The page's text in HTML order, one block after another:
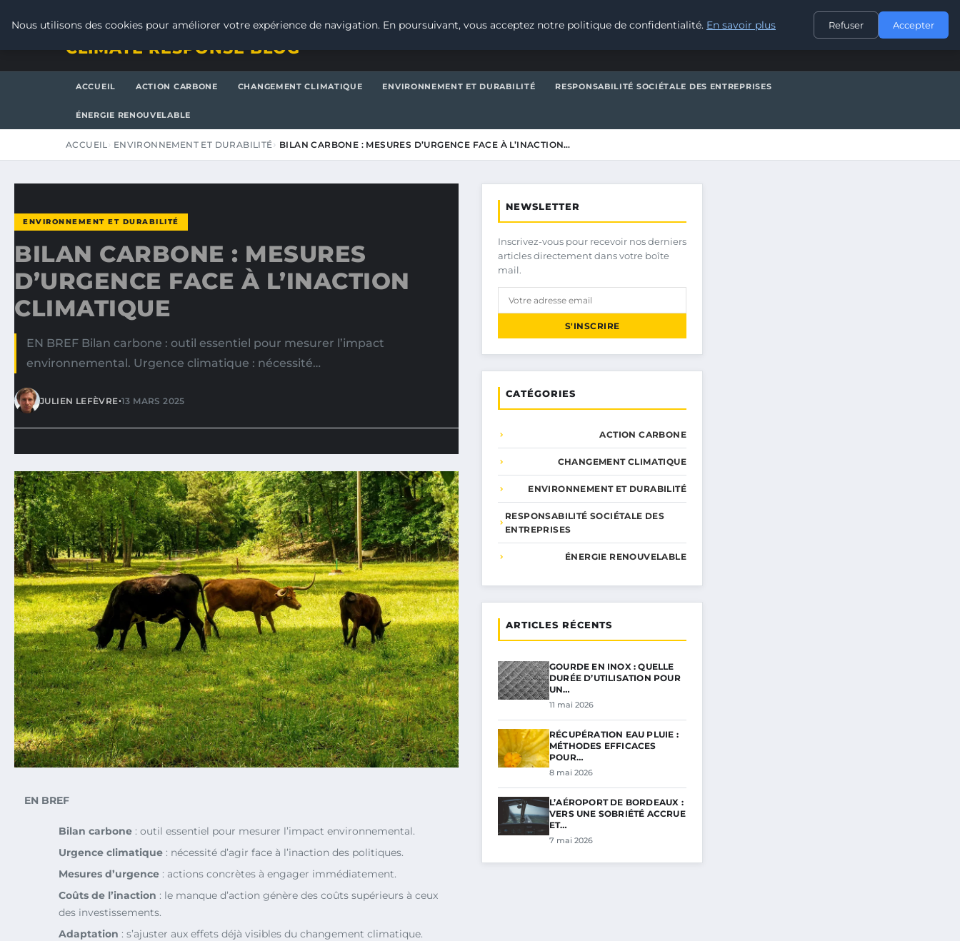
CONTACT
CLIMATE RESPONSE BLOG
ACCUEIL ACTION CARBONE CHANGEMENT CLIMATIQUE ENVIRONNEMENT ET DURABILITÉ RESPONSABILITÉ SOCIÉTALE DES ENTREPRISES
ÉNERGIE RENOUVELABLE
ACCUEIL ENVIRONNEMENT ET DURABILITÉ BILAN CARBONE : MESURES D’URGENCE FACE À L’INACTION…
ENVIRONNEMENT ET DURABILITÉ
BILAN CARBONE : MESURES
D’URGENCE FACE À L’INACTION
CLIMATIQUE
EN BREF Bilan carbone : outil essentiel pour mesurer l’impact
environnemental. Urgence climatique : nécessité…
JULIEN LEFÈVRE•13 MARS 2025
EN BREF
Bilan carbone : outil essentiel pour mesurer l’impact environnemental.
Urgence climatique : nécessité d’agir face à l’inaction des politiques.
Mesures d’urgence : actions concrètes à engager immédiatement.
Coûts de l’inaction : le manque d’action génère des coûts supérieurs à ceux
des investissements.
Adaptation : s’ajuster aux effets déjà visibles du changement climatique.
NEWSLETTER
Inscrivez-vous pour recevoir nos derniers
articles directement dans votre boîte
mail.
S'INSCRIRE
CATÉGORIES
ACTION CARBONE
CHANGEMENT CLIMATIQUE
ENVIRONNEMENT ET DURABILITÉ
RESPONSABILITÉ SOCIÉTALE DES
ENTREPRISES
ÉNERGIE RENOUVELABLE
ARTICLES RÉCENTS
GOURDE EN INOX : QUELLE
DURÉE D’UTILISATION POUR
UN…
11 mai 2026
RÉCUPÉRATION EAU PLUIE :
MÉTHODES EFFICACES
POUR…
8 mai 2026
L’AÉROPORT DE BORDEAUX :
VERS UNE SOBRIÉTÉ ACCRUE
ET…
7 mai 2026
Nous utilisons des cookies pour améliorer votre expérience de navigation. En poursuivant, vous acceptez notre politique de confidentialité. En savoir plus Refuser Accepter